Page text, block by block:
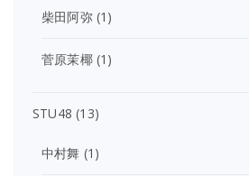
柴田阿弥(1)
菅原茉椰(1)
STU48 (13)
中村舞 (1)